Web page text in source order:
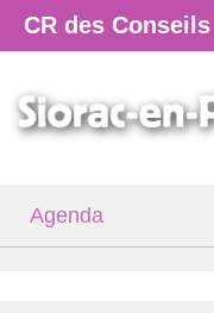
Agenda
CR des